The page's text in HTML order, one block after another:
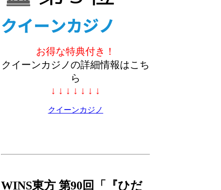
お得な特典付き！
クイーンカジノの詳細情報はこち
ら
↓ ↓ ↓ ↓ ↓ ↓ ↓
クイーンカジノ
WINS東方 第90回「『ひだ